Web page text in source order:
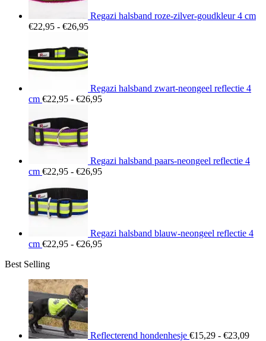
Regazi halsband roze-zilver-goudkleur 4 cm
€22,95 - €26,95Prijsklasse:
Regazi halsband zwart-neongeel reflectie 4
cm €22,95 - €26,95Prijsklasse:
Regazi halsband paars-neongeel reflectie 4
cm €22,95 - €26,95Prijsklasse:
Regazi halsband blauw-neongeel reflectie 4
cm €22,95 - €26,95Prijsklasse:
Best Selling
Reflecterend hondenhesje €15,29 - €23,09